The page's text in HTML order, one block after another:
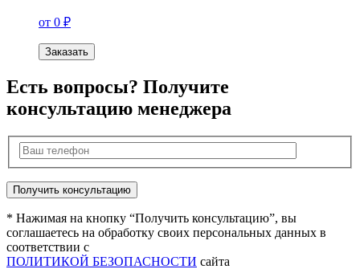
от 0 ₽
Заказать
Есть вопросы? Получите
консультацию менеджера
* Нажимая на кнопку “Получить консультацию”, вы
соглашаетесь на обработку своих персональных данных в
соответствии с
ПОЛИТИКОЙ БЕЗОПАСНОСТИ сайта